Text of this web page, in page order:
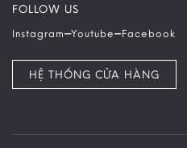
FOLLOW US
Instagram–Youtube–Facebook
HỆ THỐNG CỬA HÀNG